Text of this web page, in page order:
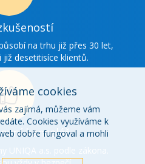
zkušenosti
na trhu již přes 30 let,
desetitisíce klientů.
Ikonka
o
kancelář
UNIQA a.s. podle zákona.
cookies
zajímá, můžeme vám
Cookies využíváme k
dobře fungoval a mohli